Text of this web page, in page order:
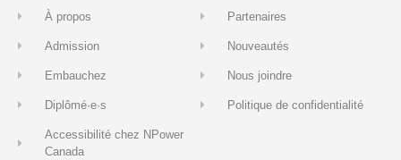
À propos
Admission
Embauchez
Diplômé·e·s
Accessibilité chez NPower
Canada
Partenaires
Nouveautés
Nous joindre
Politique de confidentialité